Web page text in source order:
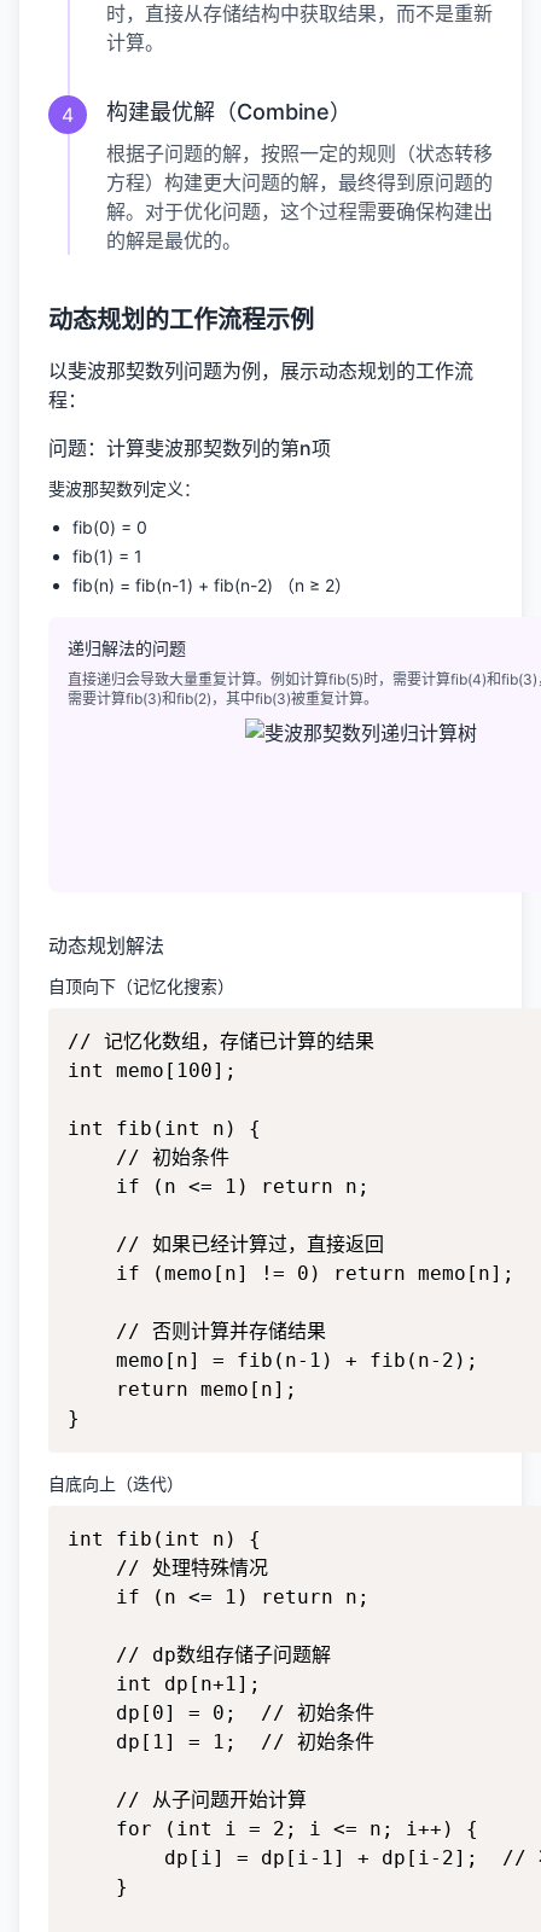
时，直接从存储结构中获取结果，而不是重新
计算。
4 构建最优解（Combine）
根据子问题的解，按照一定的规则（状态转移
方程）构建更大问题的解，最终得到原问题的
解。对于优化问题，这个过程需要确保构建出
的解是最优的。
动态规划的工作流程示例
以斐波那契数列问题为例，展示动态规划的工作流
程：
问题：计算斐波那契数列的第n项
斐波那契数列定义：
fib(0) = 0
fib(1) = 1
fib(n) = fib(n-1) + fib(n-2) （n ≥ 2）
递归解法的问题
直接递归会导致大量重复计算。例如计算fib(5)时，需要计算fib(4)和
需要计算fib(3)和fib(2)，其中fib(3)被重复计算。
动态规划解法
自顶向下（记忆化搜索）
// 记忆化数组，存储已计算的结果
int memo[100];
int fib(int n) {
    // 初始条件
    if (n <= 1) return n;
    // 如果已经计算过，直接返回
    if (memo[n] != 0) return memo[n];
    // 否则计算并存储结果
    memo[n] = fib(n-1) + fib(n-2);
    return memo[n];
}
自底向上（迭代）
int fib(int n) {
    // 处理特殊情况
    if (n <= 1) return n;
    // dp数组存储子问题解
    int dp[n+1];
    dp[0] = 0;  // 初始条件
    dp[1] = 1;  // 初始条件
    // 从子问题开始计算
    for (int i = 2; i <= n; i++) {
dp[i] = dp[i-1] + dp[i-2];  //
    }